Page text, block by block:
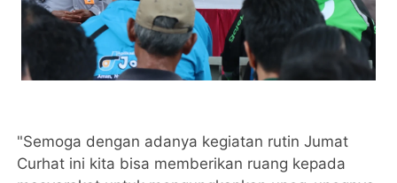
"Semoga dengan adanya kegiatan rutin Jumat
Curhat ini kita bisa memberikan ruang kepada